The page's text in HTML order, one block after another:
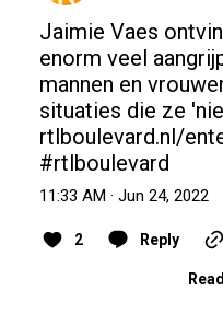
Jaimie Vaes
enorm veel
mannen en
rtlboulevard.nl/
#rtlboulevard
11:33 AM · Jun 24, 2022
2 Reply